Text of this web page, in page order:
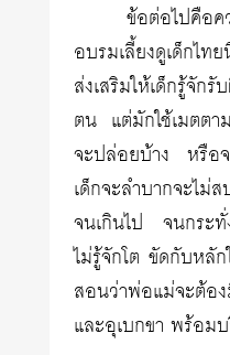
ข้อต่อไปคือ
อบรมเลี้ยงดูเด็กไ
ส่งเสริมให้เด็กรู้จัก
ตน แต่มักใช้เมตตา
จะปล่อยบ้าง หรือ
เด็กจะลำบากจะไ
จนเกินไป จน​กระทั่
ไม่รู้จักโต ขัดกับหลั
สอนว่าพ่อแม่จะต้
และอุเบกขา พร้อม